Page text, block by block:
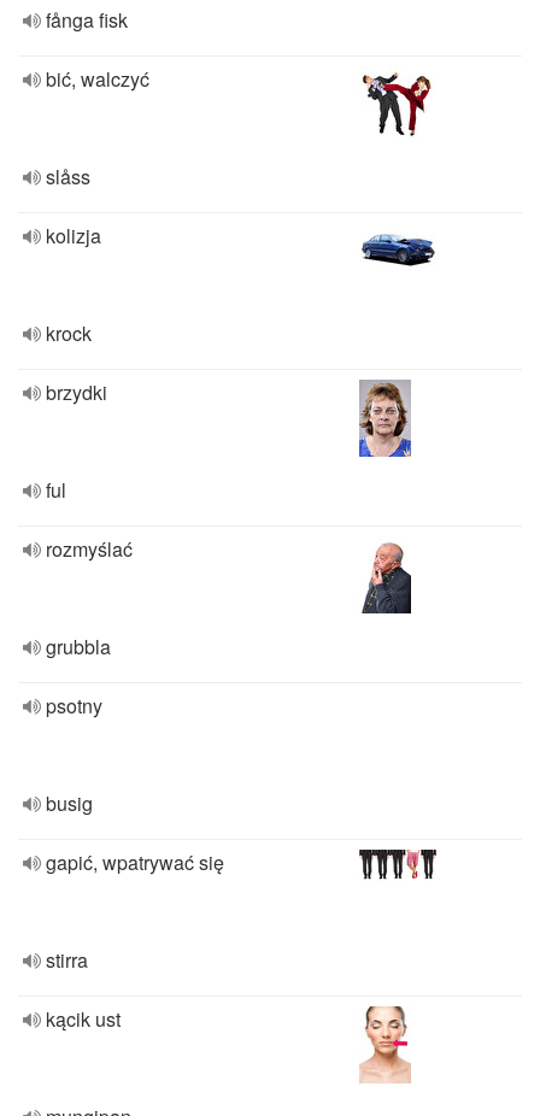
fånga fisk
bić, walczyć
slåss
kolizja
krock
brzydki
ful
rozmyślać
grubbla
psotny
busig
gapić, wpatrywać się
stirra
kącik ust